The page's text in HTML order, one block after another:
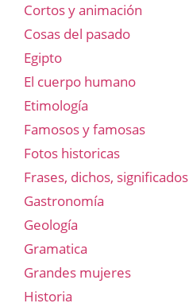
Cortos y animación
Cosas del pasado
Egipto
El cuerpo humano
Etimología
Famosos y famosas
Fotos historicas
Frases, dichos, significados
Gastronomía
Geología
Gramatica
Grandes mujeres
Historia